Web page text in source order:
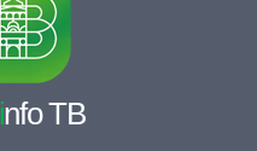
info TB